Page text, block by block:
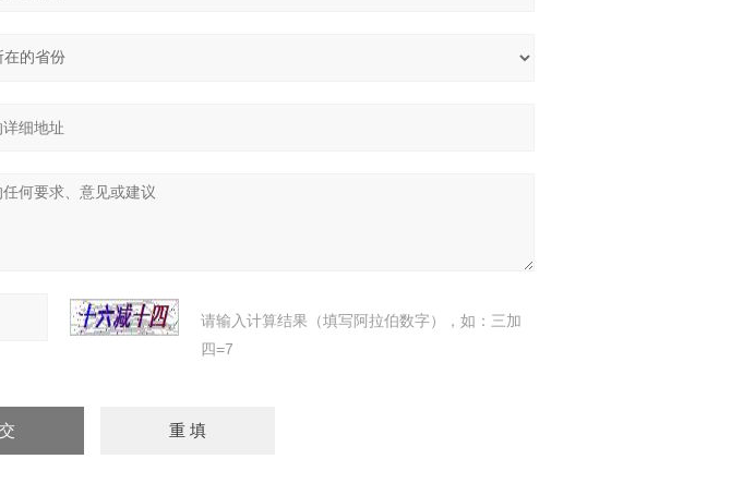
请输入计算结果（填写阿拉伯数字），如：三加
四=7